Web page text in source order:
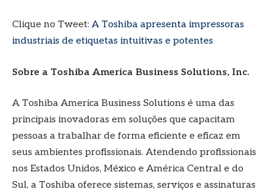
Clique no Tweet: A Toshiba apresenta impressoras
industriais de etiquetas intuitivas e potentes
Sobre a Toshiba America Business Solutions, Inc.
A Toshiba America Business Solutions é uma das
principais inovadoras em soluções que capacitam
pessoas a trabalhar de forma eficiente e eficaz em
seus ambientes profissionais. Atendendo profissionais
nos Estados Unidos, México e América Central e do
Sul, a Toshiba oferece sistemas, serviços e assinaturas